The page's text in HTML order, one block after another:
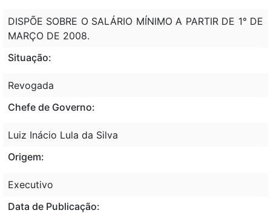
DISPÕE SOBRE O SALÁRIO MÍNIMO A PARTIR DE 1° DE
MARÇO DE 2008.
Situação:
Revogada
Chefe de Governo:
Luiz Inácio Lula da Silva
Origem:
Executivo
Data de Publicação: